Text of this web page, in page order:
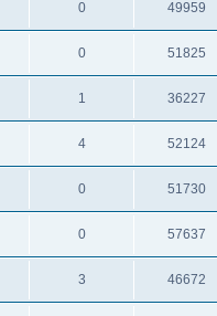
0 49959
0 51825
1 36227
4 52124
0 51730
0 57637
3 46672